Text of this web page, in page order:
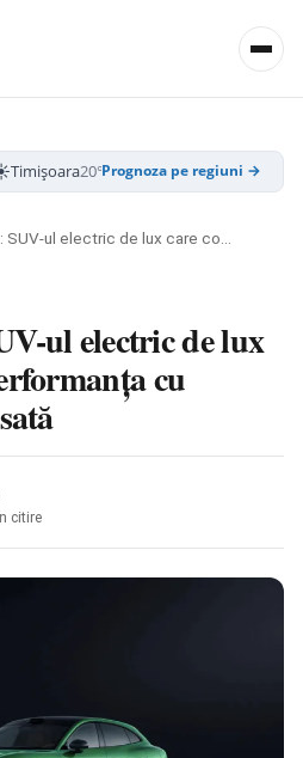
Timișoara20°/35° ☀️Cluj-Napoca
Prognoza pe regiuni →
ul electric de lux
cu
citire